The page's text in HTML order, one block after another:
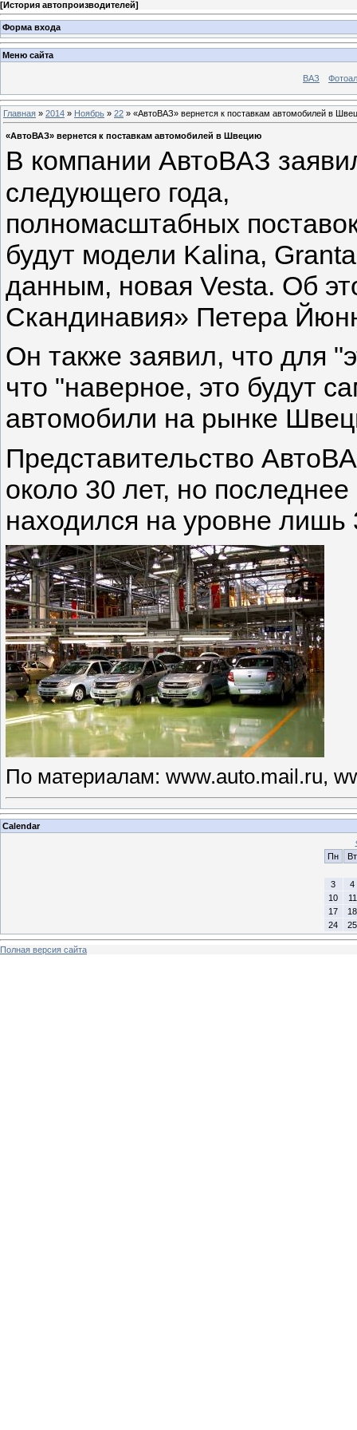
[История автопроизводителей]
Форма входа
Меню сайта
ВАЗ
Главная » 2014 » Ноябрь » 22 » «АвтоВАЗ» вернется к поставкам автомобилей в
«АвтоВАЗ» вернется к поставкам автомобилей в Швецию
В компании АвтоВАЗ
следующего года,
полномасштабных
будут модели Kalina,
данным, новая Vesta. Об
Скандинавия» Петера
Он также заявил, что для
что "наверное, это будут
автомобили на рынке
Представительство
около 30 лет, но
находился на уровне лишь
По материалам: www.auto.mail.ru,
Calendar
Пн
Вт
3
4
10
11
17
18
24
25
Полная версия сайта